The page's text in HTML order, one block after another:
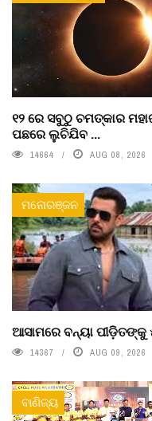
୧୨ ରେ ସବୁଠୁ ଚମତ୍କାର
ପଛରେ ଲୁଚିଯିବ ...
14664 AUG 08, 2026
ମନୋରଞ୍ଜନ
ଆସାମରେ ବନ୍ୟା
14367 AUG 09, 2026
ବାଣିଜ୍ୟ